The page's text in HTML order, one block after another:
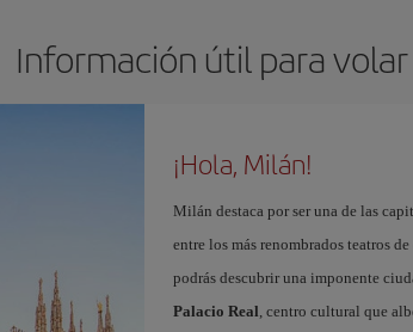
Información útil para
¡Hola, Milán!
Milán destaca por ser una de las
entre los más renombrados teatros
podrás descubrir una imponente
Palacio Real, centro cultural que